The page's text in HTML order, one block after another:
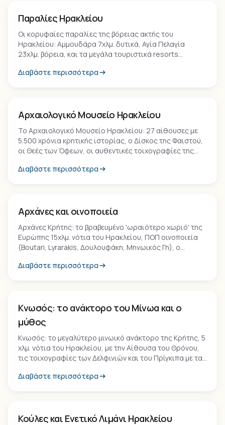
Παραλίες Ηρακλείου
Οι κορυφαίες παραλίες της βόρειας ακτής του
Ηρακλείου: Αμμουδάρα 7χλμ. δυτικά, Αγία Πελαγία
23χλμ. βόρεια, και τα μεγάλα τουριστικά resorts
οδηγός παραλιών.
Διαβάστε περισσότερα
Αρχαιολογικό Μουσείο Ηρακλείου
Το Αρχαιολογικό Μουσείο Ηρακλείου: 27 αίθουσες με
5.500 χρόνια κρητικής ιστορίας, ο Δίσκος της Φαιστού,
οι Θεές των Όφεων, οι αυθεντικές τοιχογραφίες της
Διαβάστε περισσότερα
Οικισμός
Αρχάνες και οινοποιεία
Αρχάνες Κρήτης: το βραβευμένο 'ωραιότερο χωριό' της
Ευρώπης 15χλμ. νότια του Ηρακλείου, ΠΟΠ οινοποιεία
(Boutari, Lyrarakis, Δουλουφάκη, Μηνωικός Γη), ο
Ανεμόσπηλια στον Γιούχτα.
Διαβάστε περισσότερα
Μνημείο
Κνωσός: το ανάκτορο του Μίνωα και ο
μύθος
Κνωσός: το μεγαλύτερο μινωικό ανάκτορο της Κρήτης, 5
χλμ. νότια του Ηρακλείου, με την Αίθουσα του Θρόνου,
τις τοιχογραφίες των Δελφινιών και του Πρίγκιπα με τα
Διαβάστε περισσότερα
Μνημείο
Κούλες και Ενετικό Λιμάνι Ηρακλείου